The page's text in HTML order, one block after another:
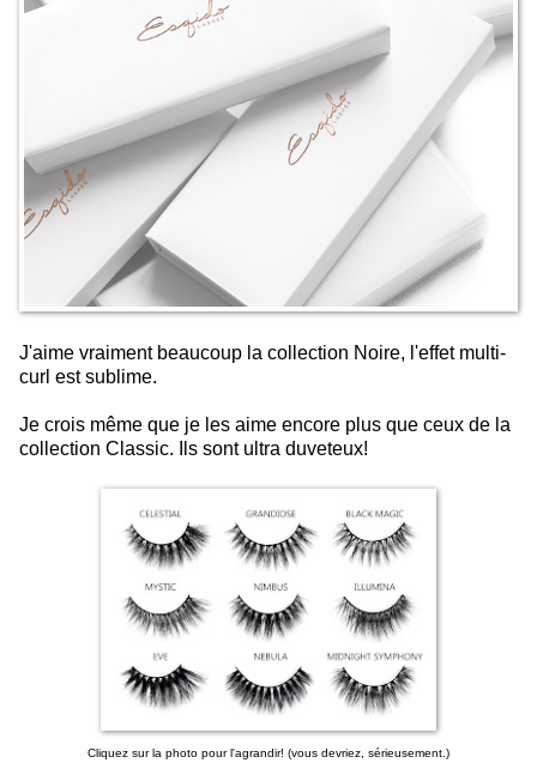
J'aime vraiment beaucoup la collection Noire, l'effet multi-
curl est sublime.
Je crois même que je les aime encore plus que ceux de la
collection Classic. Ils sont ultra duveteux!
Cliquez sur la photo pour l'agrandir! (vous devriez, sérieusement.)